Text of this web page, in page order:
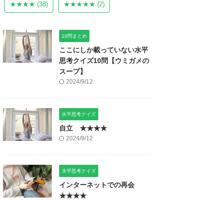
★★★★ (38) ★★★★★ (2)
10問まとめ
ここにしか載っていない水平
思考クイズ10問【ウミガメの
スープ】
2024/9/12
水平思考クイズ
自立 ★★★★
2024/9/12
水平思考クイズ
インターネットでの再会
★★★★